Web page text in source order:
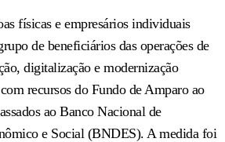
físicas e empresários individuais
de beneficiários das operações de
digitalização e modernização
recursos do Fundo de Amparo ao
ao Banco Nacional de
e Social (BNDES). A medida foi